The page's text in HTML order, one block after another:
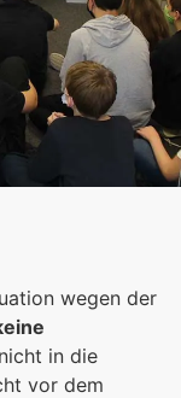
Das
wegen der
in die
vor dem